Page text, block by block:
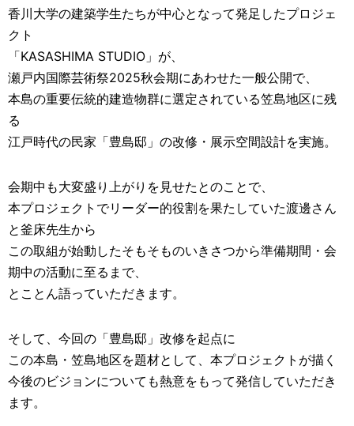
香川大学の建築学生たちが中心となって発足したプロジェ
クト
「KASASHIMA STUDIO」が、
瀬戸内国際芸術祭2025秋会期にあわせた一般公開で、
本島の重要伝統的建造物群に選定されている笠島地区に残
る
江戸時代の民家「豊島邸」の改修・展示空間設計を実施。
会期中も大変盛り上がりを見せたとのことで、
本プロジェクトでリーダー的役割を果たしていた渡邊さん
と釜床先生から
この取組が始動したそもそものいきさつから準備期間・会
期中の活動に至るまで、
とことん語っていただきます。
そして、今回の「豊島邸」改修を起点に
この本島・笠島地区を題材として、本プロジェクトが描く
今後のビジョンについても熱意をもって発信していただき
ます。